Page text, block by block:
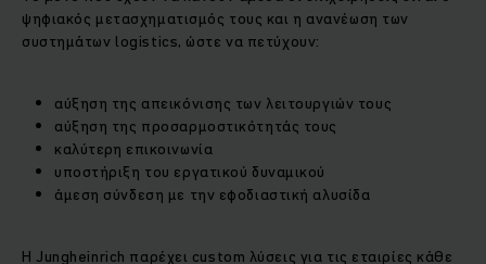
ψηφιακός μετασχηματισμός τους και η ανανέωση των
συστημάτων logistics, ώστε να πετύχουν:
αύξηση της απεικόνισης των λειτουργιών τους
αύξηση της προσαρμοστικότητάς τους
καλύτερη επικοινωνία
υποστήριξη του εργατικού δυναμικού
άμεση σύνδεση με την εφοδιαστική αλυσίδα
Η Jungheinrich παρέχει custom λύσεις για τις εταιρίες κάθε